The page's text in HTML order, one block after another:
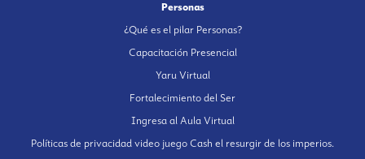
Personas
¿Qué es el pilar Personas?
Capacitación Presencial
Yaru Virtual
Fortalecimiento del Ser
Ingresa al Aula Virtual
Políticas de privacidad video juego Cash el resurgir de los imperios.